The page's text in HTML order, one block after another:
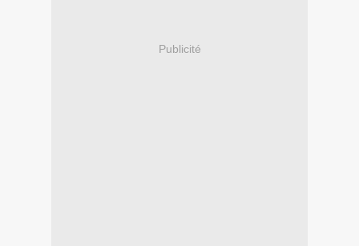
Publicité